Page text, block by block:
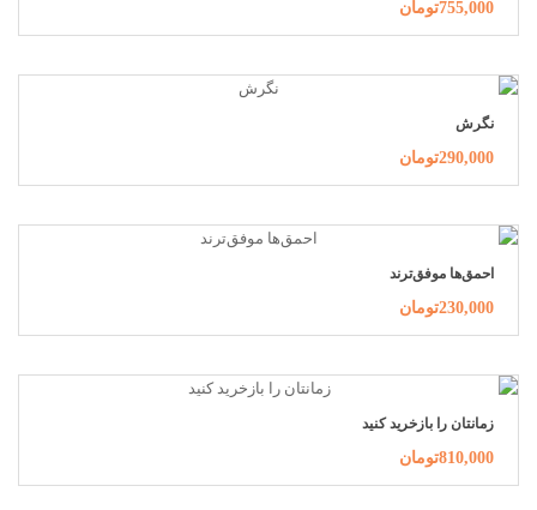
755,000تومان
نگرش
290,000تومان
احمق‌ها موفق‌ترند
230,000تومان
زمانتان را بازخرید کنید
810,000تومان